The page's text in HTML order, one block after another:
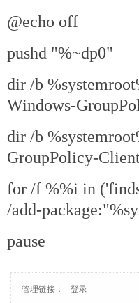
@echo off
pushd "%~dp0"
dir /b
Windows-
dir /b
GroupPolicy-
for /f %%i in
/add-
pause
管理链接：
登录